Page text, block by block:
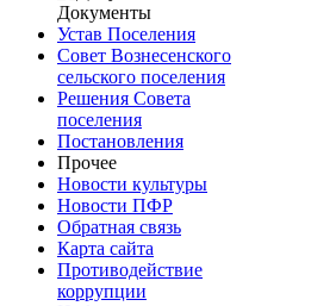
Документы
Устав Поселения
Совет Вознесенского
сельского поселения
Решения Совета
поселения
Постановления
Прочее
Новости культуры
Новости ПФР
Обратная связь
Карта сайта
Противодействие
коррупции